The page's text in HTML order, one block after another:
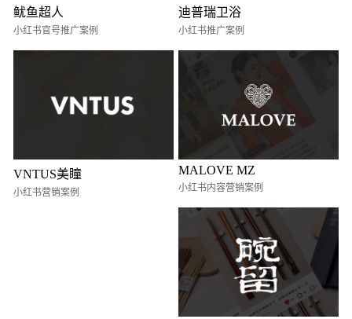
鱿鱼超人
小红书官号推广案例
迪普瑞卫浴
小红书推广案例
VNTUS美瞳
小红书营销案例
MALOVE MZ
小红书内容营销案例